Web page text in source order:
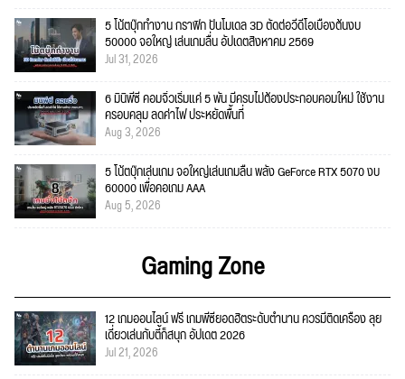
5 โน้ตบุ๊กทำงาน กราฟิก ปั้นโมเดล 3D ตัดต่อวีดีโอเบื้องต้นงบ
50000 จอใหญ่ เล่นเกมลื่น อัปเดตสิงหาคม 2569
Jul 31, 2026
6 มินิพีซี คอมจิ๋วเริ่มแค่ 5 พัน มีครบไม่ต้องประกอบคอมใหม่ ใช้งาน
ครอบคลุม ลดค่าไฟ ประหยัดพื้นที่
Aug 3, 2026
5 โน้ตบุ๊กเล่นเกม จอใหญ่เล่นเกมลื่น พลัง GeForce RTX 5070 งบ
60000 เพื่อคอเกม AAA
Aug 5, 2026
Gaming Zone
12 เกมออนไลน์ ฟรี เกมพีซียอดฮิตระดับตำนาน ควรมีติดเครื่อง ลุย
เดี่ยวเล่นกับตี้ก็สนุก อัปเดต 2026
Jul 21, 2026